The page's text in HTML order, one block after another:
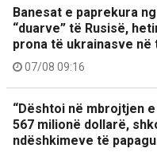
Banesat e paprekura
“duarve” të Rusisë,
prona të ukrainasve
07/08 09:16
“Dështoi në mbrojtjen
567 milionë dollarë,
ndëshkimeve të